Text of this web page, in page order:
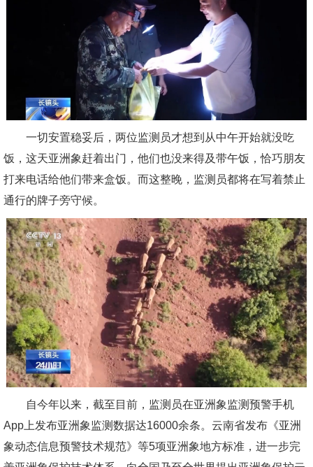
一切安置稳妥后，两位监测员才想到从中午开始就没吃
饭，这天亚洲象赶着出门，他们也没来得及带午饭，恰巧朋友
打来电话给他们带来盒饭。而这整晚，监测员都将在写着禁止
通行的牌子旁守候。
自今年以来，截至目前，监测员在亚洲象监测预警手机
App上发布亚洲象监测数据达16000余条。云南省发布《亚洲
象动态信息预警技术规范》等5项亚洲象地方标准，进一步完